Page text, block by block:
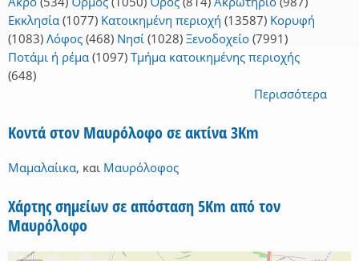
Εκκλησία (1077) Κατοικημένη περιοχή (13587) Κορυφή
(1083) Λόφος (468) Νησί (1028) Ξενοδοχείο (7991)
Ποτάμι ή ρέμα (1097) Τμήμα κατοικημένης περιοχής
(648)
Περισσότερα
Κοντά στον Μαυρόλοφο σε ακτίνα 3Km
Μαμαλαίικα, και Μαυρόλοφος
Χάρτης σημείων σε απόσταση 5Km από τον
Μαυρόλοφο